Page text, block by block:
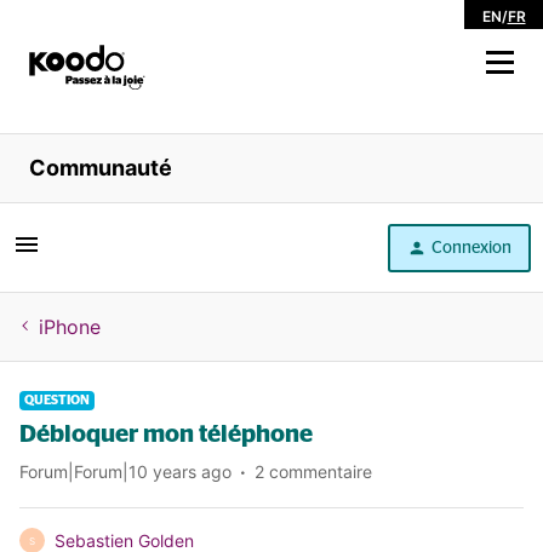
EN/FR
Magasiner
Libre service
Aide
Communauté
Connexion
iPhone
QUESTION
Débloquer mon téléphone
Forum|Forum|10 years ago 2 commentaire
S Sebastien Golden